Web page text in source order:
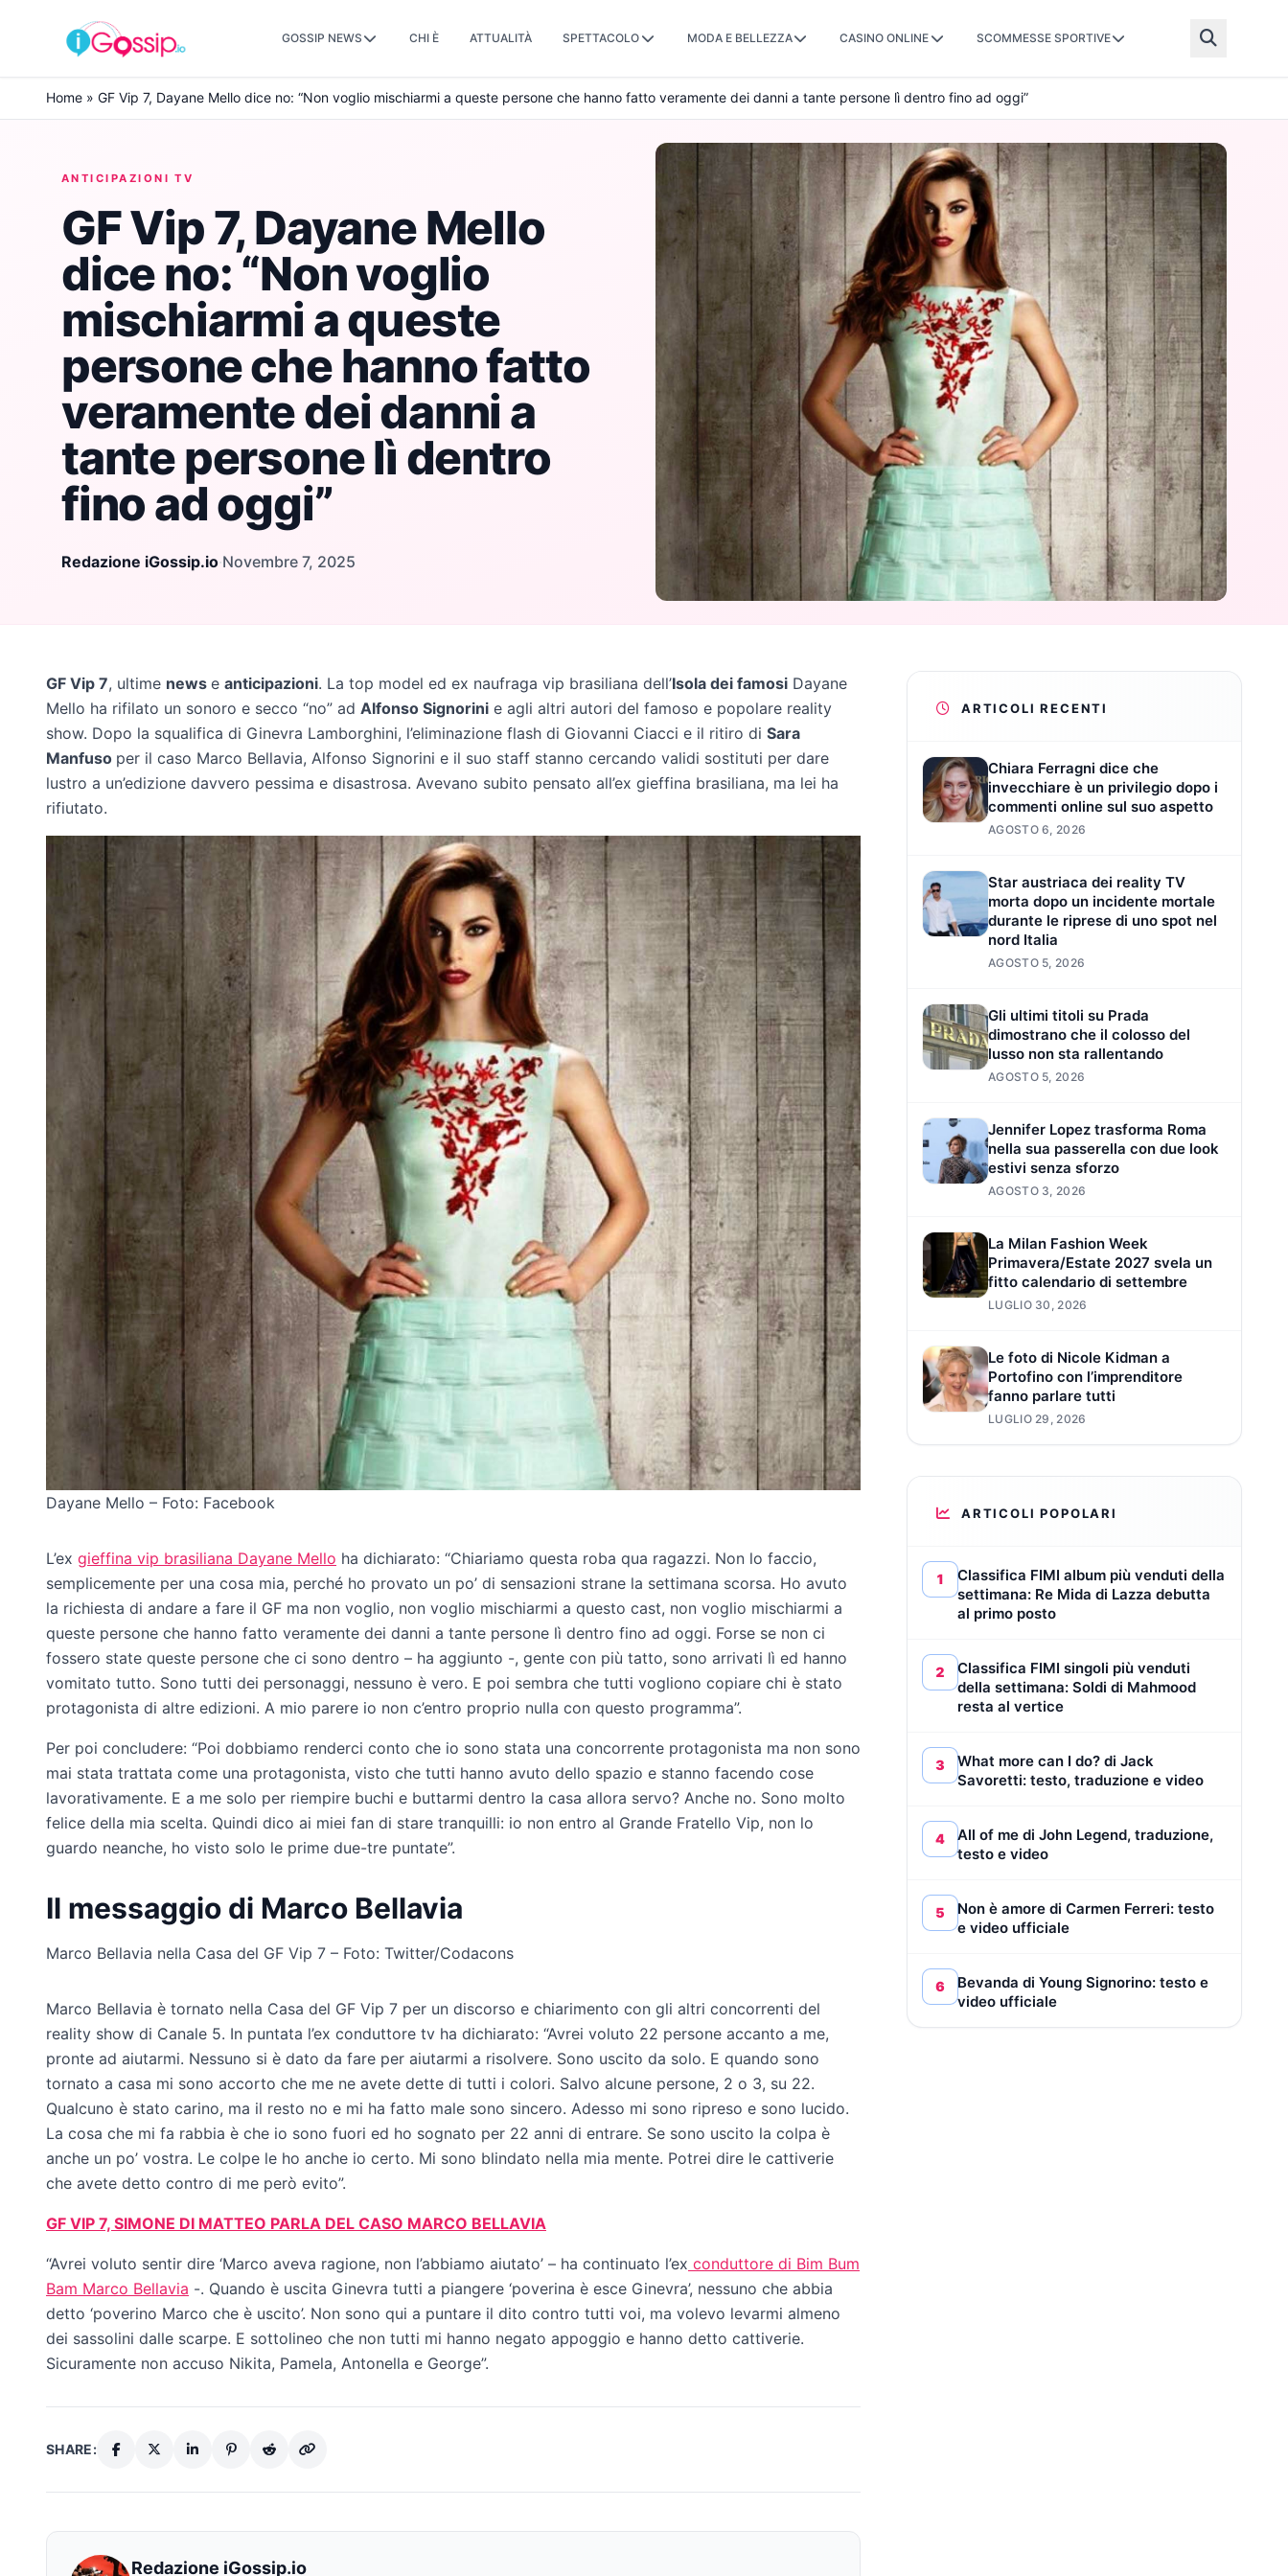
Skip to content
GOSSIP NEWS CHI È ATTUALITÀ SPETTACOLO MODA E BELLEZZA CASINO ONLINE SCOMMESSE SPORTIVE
Home » GF Vip 7, Dayane Mello dice no: “Non voglio mischiarmi a queste persone che hanno fatto veramente dei danni a tante persone lì dentro fino ad oggi”
ANTICIPAZIONI TV
GF Vip 7, Dayane Mello
dice no: “Non voglio
mischiarmi a queste
persone che hanno fatto
veramente dei danni a
tante persone lì dentro
fino ad oggi”
Redazione iGossip.io·Novembre 7, 2025
GF Vip 7, ultime news e anticipazioni. La top model ed ex naufraga vip brasiliana dell’Isola dei famosi Dayane
Mello ha rifilato un sonoro e secco “no” ad Alfonso Signorini e agli altri autori del famoso e popolare reality
show. Dopo la squalifica di Ginevra Lamborghini, l’eliminazione flash di Giovanni Ciacci e il ritiro di Sara
Manfuso per il caso Marco Bellavia, Alfonso Signorini e il suo staff stanno cercando validi sostituti per dare
lustro a un’edizione davvero pessima e disastrosa. Avevano subito pensato all’ex gieffina brasiliana, ma lei ha
rifiutato.
Dayane Mello – Foto: Facebook
L’ex gieffina vip brasiliana Dayane Mello ha dichiarato: “Chiariamo questa roba qua ragazzi. Non lo faccio,
semplicemente per una cosa mia, perché ho provato un po’ di sensazioni strane la settimana scorsa. Ho avuto
la richiesta di andare a fare il GF ma non voglio, non voglio mischiarmi a questo cast, non voglio mischiarmi a
queste persone che hanno fatto veramente dei danni a tante persone lì dentro fino ad oggi. Forse se non ci
fossero state queste persone che ci sono dentro – ha aggiunto -, gente con più tatto, sono arrivati lì ed hanno
vomitato tutto. Sono tutti dei personaggi, nessuno è vero. E poi sembra che tutti vogliono copiare chi è stato
protagonista di altre edizioni. A mio parere io non c’entro proprio nulla con questo programma”.
Per poi concludere: “Poi dobbiamo renderci conto che io sono stata una concorrente protagonista ma non sono
mai stata trattata come una protagonista, visto che tutti hanno avuto dello spazio e stanno facendo cose
lavorativamente. E a me solo per riempire buchi e buttarmi dentro la casa allora servo? Anche no. Sono molto
felice della mia scelta. Quindi dico ai miei fan di stare tranquilli: io non entro al Grande Fratello Vip, non lo
guardo neanche, ho visto solo le prime due-tre puntate”.
Il messaggio di Marco Bellavia
Marco Bellavia nella Casa del GF Vip 7 – Foto: Twitter/Codacons
Marco Bellavia è tornato nella Casa del GF Vip 7 per un discorso e chiarimento con gli altri concorrenti del
reality show di Canale 5. In puntata l’ex conduttore tv ha dichiarato: “Avrei voluto 22 persone accanto a me,
pronte ad aiutarmi. Nessuno si è dato da fare per aiutarmi a risolvere. Sono uscito da solo. E quando sono
tornato a casa mi sono accorto che me ne avete dette di tutti i colori. Salvo alcune persone, 2 o 3, su 22.
Qualcuno è stato carino, ma il resto no e mi ha fatto male sono sincero. Adesso mi sono ripreso e sono lucido.
La cosa che mi fa rabbia è che io sono fuori ed ho sognato per 22 anni di entrare. Se sono uscito la colpa è
anche un po’ vostra. Le colpe le ho anche io certo. Mi sono blindato nella mia mente. Potrei dire le cattiverie
che avete detto contro di me però evito”.
GF VIP 7, SIMONE DI MATTEO PARLA DEL CASO MARCO BELLAVIA
“Avrei voluto sentir dire ‘Marco aveva ragione, non l’abbiamo aiutato’ – ha continuato l’ex conduttore di Bim Bum
Bam Marco Bellavia -. Quando è uscita Ginevra tutti a piangere ‘poverina è esce Ginevra’, nessuno che abbia
detto ‘poverino Marco che è uscito’. Non sono qui a puntare il dito contro tutti voi, ma volevo levarmi almeno
dei sassolini dalle scarpe. E sottolineo che non tutti mi hanno negato appoggio e hanno detto cattiverie.
Sicuramente non accuso Nikita, Pamela, Antonella e George”.
SHARE:
Redazione iGossip.io
ARTICOLI RECENTI
Chiara Ferragni dice che
invecchiare è un privilegio dopo i
commenti online sul suo aspetto
AGOSTO 6, 2026
Star austriaca dei reality TV
morta dopo un incidente mortale
durante le riprese di uno spot nel
nord Italia
AGOSTO 5, 2026
Gli ultimi titoli su Prada
dimostrano che il colosso del
lusso non sta rallentando
AGOSTO 5, 2026
Jennifer Lopez trasforma Roma
nella sua passerella con due look
estivi senza sforzo
AGOSTO 3, 2026
La Milan Fashion Week
Primavera/Estate 2027 svela un
fitto calendario di settembre
LUGLIO 30, 2026
Le foto di Nicole Kidman a
Portofino con l’imprenditore
fanno parlare tutti
LUGLIO 29, 2026
ARTICOLI POPOLARI
1
Classifica FIMI album più venduti della
settimana: Re Mida di Lazza debutta
al primo posto
2
Classifica FIMI singoli più venduti
della settimana: Soldi di Mahmood
resta al vertice
3
What more can I do? di Jack
Savoretti: testo, traduzione e video
4
All of me di John Legend, traduzione,
testo e video
5
Non è amore di Carmen Ferreri: testo
e video ufficiale
6
Bevanda di Young Signorino: testo e
video ufficiale